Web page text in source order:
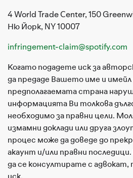
4 World Trade Center, 150
Ню Йорк, NY 10007
infringement-claim@spotify.com
Когато подадете иск за
да предаде Вашето име и имейл
предполагаемата страна
информацията Ви толкова
необходимо за правни цели.
измамни доклади или друга
процес може да доведе до
акаунт и/или правни
да се консултирате с адвокат,
иск.